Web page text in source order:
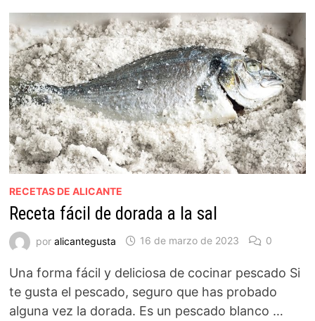
RECETAS DE ALICANTE
Receta fácil de dorada a la sal
por alicantegusta 16 de marzo de 2023 0
Una forma fácil y deliciosa de cocinar pescado Si
te gusta el pescado, seguro que has probado
alguna vez la dorada. Es un pescado blanco …